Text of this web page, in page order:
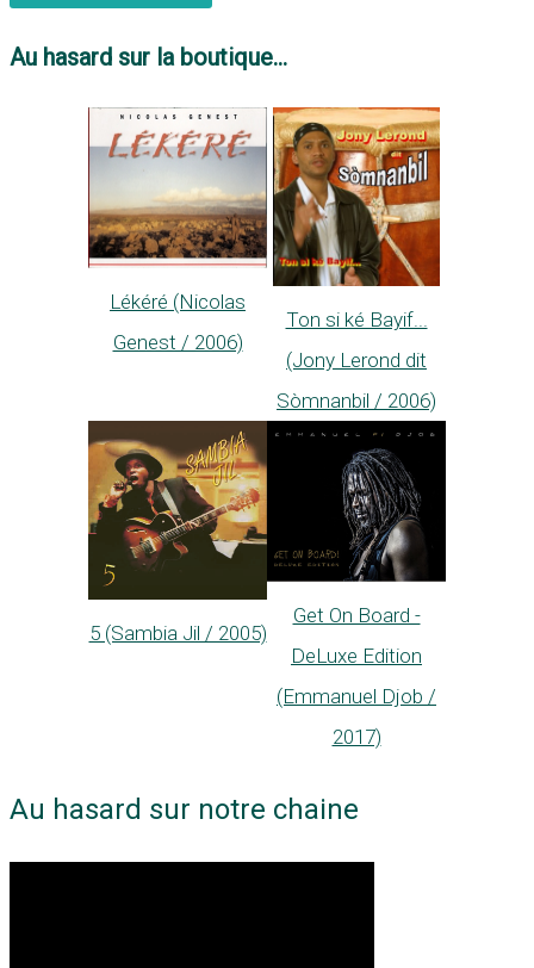
Au hasard sur la boutique...
Lékéré (Nicolas
Genest / 2006)
Ton si ké Bayif...
(Jony Lerond dit
Sòmnanbil / 2006)
5 (Sambia Jil / 2005)
Get On Board -
DeLuxe Edition
(Emmanuel Djob /
2017)
Au hasard sur notre chaine